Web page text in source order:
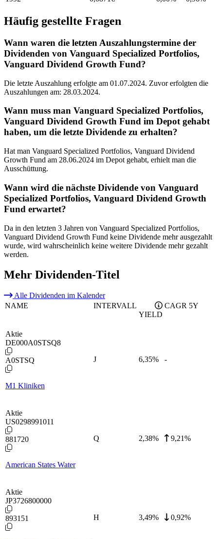
Häufig gestellte Fragen
Wann waren die letzten Auszahlungstermine der
Dividenden von Vanguard Specialized Portfolios,
Vanguard Dividend Growth Fund?
Die letzte Auszahlung erfolgte am 01.07.2024. Zuvor erfolgten die
Auszahlungen am: 28.03.2024.
Wann muss man Vanguard Specialized Portfolios,
Vanguard Dividend Growth Fund im Depot gehabt
haben, um die letzte Dividende zu erhalten?
Hat man Vanguard Specialized Portfolios, Vanguard Dividend
Growth Fund am 28.06.2024 im Depot gehabt, erhielt man die
Ausschüttung.
Wann wird die nächste Dividende von Vanguard
Specialized Portfolios, Vanguard Dividend Growth
Fund erwartet?
Da in den letzten 3 Jahren von Vanguard Specialized Portfolios,
Vanguard Dividend Growth Fund keine Dividende mehr ausgezahlt
wurde, wird wahrscheinlich keine weitere Dividende mehr gezahlt
werden.
Mehr Dividenden-Titel
Alle Dividenden im Kalender
NAME
INTERVALL
YIELD
CAGR 5Y
Aktie
DE000A0STSQ8
A0STSQ
M1 Kliniken
J 6,35% -
Aktie
US0298991011
881720
American States Water
Q 2,38% 9,21%
Aktie
JP3726800000
893151 H 3,49% 0,92%